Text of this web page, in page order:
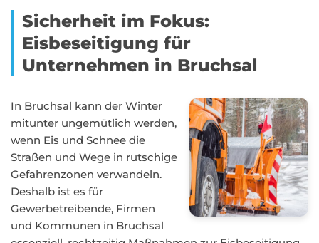
Sicherheit im Fokus:
Eisbeseitigung für
Unternehmen in Bruchsal
In Bruchsal kann der Winter
mitunter ungemütlich werden,
wenn Eis und Schnee die
Straßen und Wege in rutschige
Gefahrenzonen verwandeln.
Deshalb ist es für
Gewerbetreibende, Firmen
und Kommunen in Bruchsal